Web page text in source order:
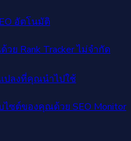
อัตโนมัติ
Rank Tracker ไม่จำกัด
ปลงที่คุณนำไปใช้
ไซต์ของคุณด้วย SEO Monitor